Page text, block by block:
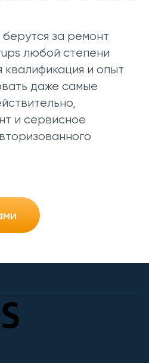
за ремонт
любой степени
квалификация и опыт
даже самые
и сервисное